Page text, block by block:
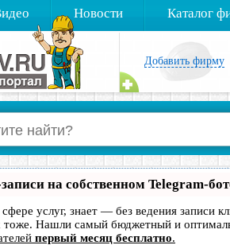
Новости Каталог
Добавить фирму
на собственном Telegram-
сфере услуг, знает — без ведения записи
тоже. Нашли самый бюджетный и
первый месяц бесплатно.